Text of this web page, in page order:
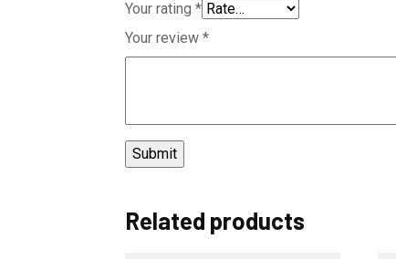
Your rating *
Your review *
Related products